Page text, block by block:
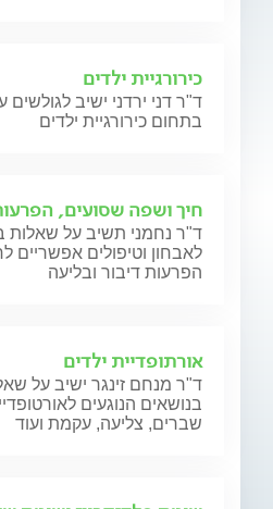
כירורגיית ילדים
ד"ר דני ירדני ישיב לגולשים
בתחום כירורגיית ילדים
חיך ושפה שסועים,
ד"ר נחמני תשיב על שאלות
לאבחון וטיפולים אפשריים
הפרעות דיבור ובליעה
אורתופדיית ילדים
ד"ר מנחם זינגר ישיב על
בנושאים הנוגעים
שברים, צליעה, עקמת ועוד